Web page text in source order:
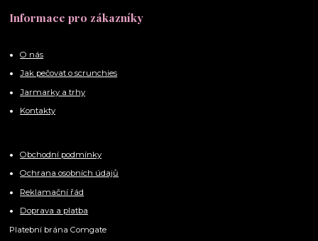
Informace pro zákazníky
O nás
Jak pečovat o scrunchies
Jarmarky a trhy
Kontakty
Obchodní podmínky
Ochrana osobních údajů
Reklamační řád
Doprava a platba
Platební brána Comgate